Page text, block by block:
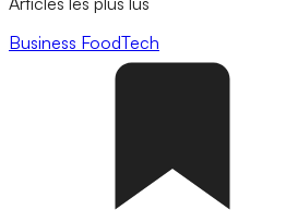
Business FoodTech